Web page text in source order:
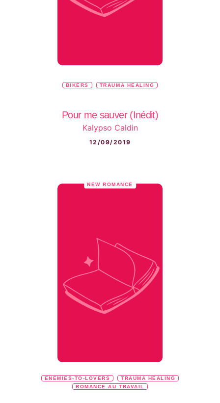
BIKERS TRAUMA HEALING
Pour me sauver (Inédit)
Kalypso Caldin
12/09/2019
NEW ROMANCE
ENEMIES-TO-LOVERS
TRAUMA HEALING
ROMANCE AU TRAVAIL